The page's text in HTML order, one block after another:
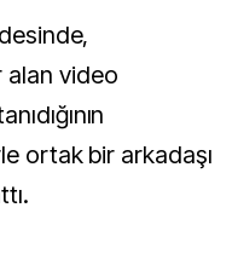
alan video
ortak bir arkadaşı